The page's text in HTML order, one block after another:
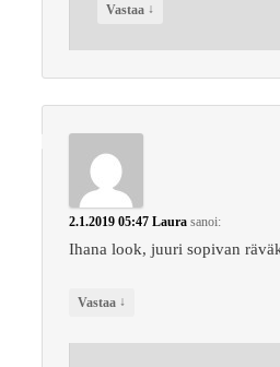
Vastaa ↓
2.1.2019 05:47 Laura sanoi:
Ihana look, juuri sopivan
Vastaa ↓